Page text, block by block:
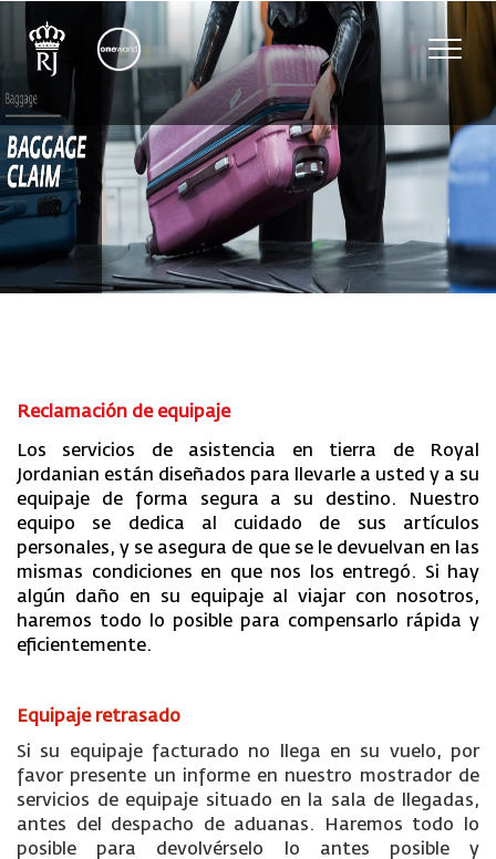
Toggle
Reclamación de equipaje
Los servicios de asistencia en tierra de Royal
Jordanian están diseñados para llevarle a usted y a su
equipaje de forma segura a su destino. Nuestro
equipo se dedica al cuidado de sus artículos
personales, y se asegura de que se le devuelvan en las
mismas condiciones en que nos los entregó. Si hay
algún daño en su equipaje al viajar con nosotros,
haremos todo lo posible para compensarlo rápida y
eficientemente.
Equipaje retrasado
Si su equipaje facturado no llega en su vuelo, por
favor presente un informe en nuestro mostrador de
servicios de equipaje situado en la sala de llegadas,
antes del despacho de aduanas. Haremos todo lo
posible para devolvérselo lo antes posible y